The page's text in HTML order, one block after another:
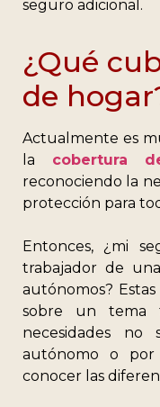
seguro adicional.
¿Qué
de
Actualmente es
la cobertura
reconociendo la
protección para
Entonces, ¿mi
trabajador de
autónomos?
sobre un tema
necesidades no
autónomo o por
conocer las